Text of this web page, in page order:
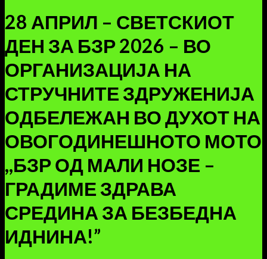
28 АПРИЛ – СВЕТСКИОТ
ДЕН ЗА БЗР 2026 – ВО
ОРГАНИЗАЦИЈА НА
СТРУЧНИТЕ ЗДРУЖЕНИЈА
ОДБЕЛЕЖАН ВО ДУХОТ НА
ОВОГОДИНЕШНОТО МОТО
,,БЗР ОД МАЛИ НОЗЕ –
ГРАДИМЕ ЗДРАВА
СРЕДИНА ЗА БЕЗБЕДНА
ИДНИНА!”